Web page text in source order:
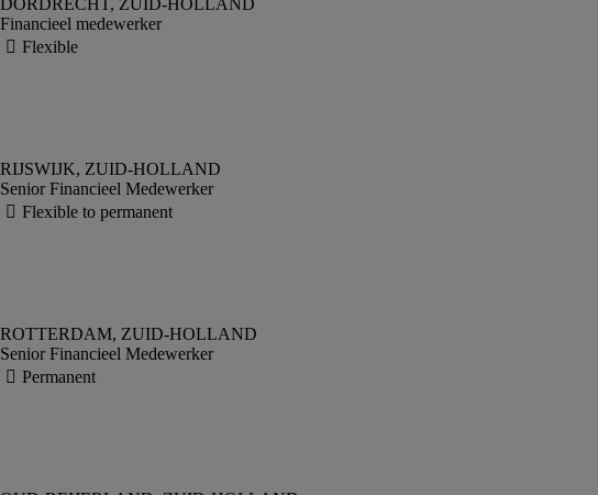
Financieel medewerker
Senior Financieel Medewerker
Senior Financieel Medewerker